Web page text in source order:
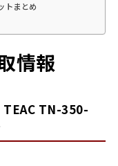
トまとめ
情報
TEAC TN-350-